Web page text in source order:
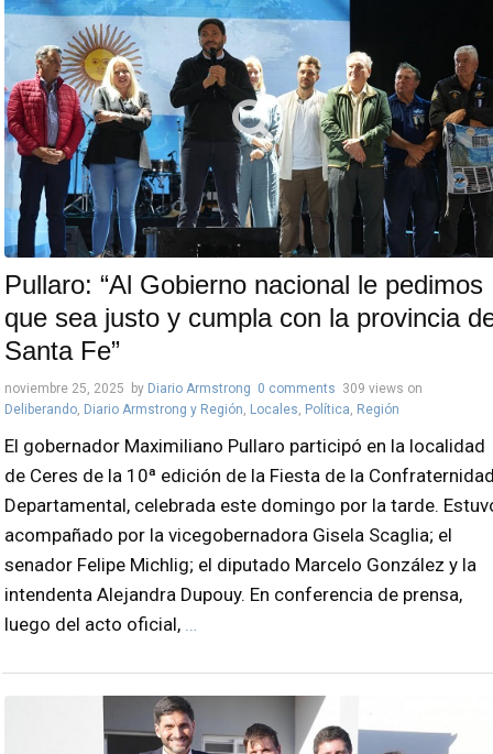
Pullaro: “Al Gobierno nacional le pedimos
que sea justo y cumpla con la provincia
Santa Fe”
noviembre 25, 2025 by Diario Armstrong 0 comments 309 views on
Deliberando, Diario Armstrong y Región, Locales, Política, Región
El gobernador Maximiliano Pullaro participó en la localidad
de Ceres de la 10ª edición de la Fiesta de la
Departamental, celebrada este domingo por la tarde.
acompañado por la vicegobernadora Gisela Scaglia; el
senador Felipe Michlig; el diputado Marcelo González y la
intendenta Alejandra Dupouy. En conferencia de prensa,
luego del acto oficial,